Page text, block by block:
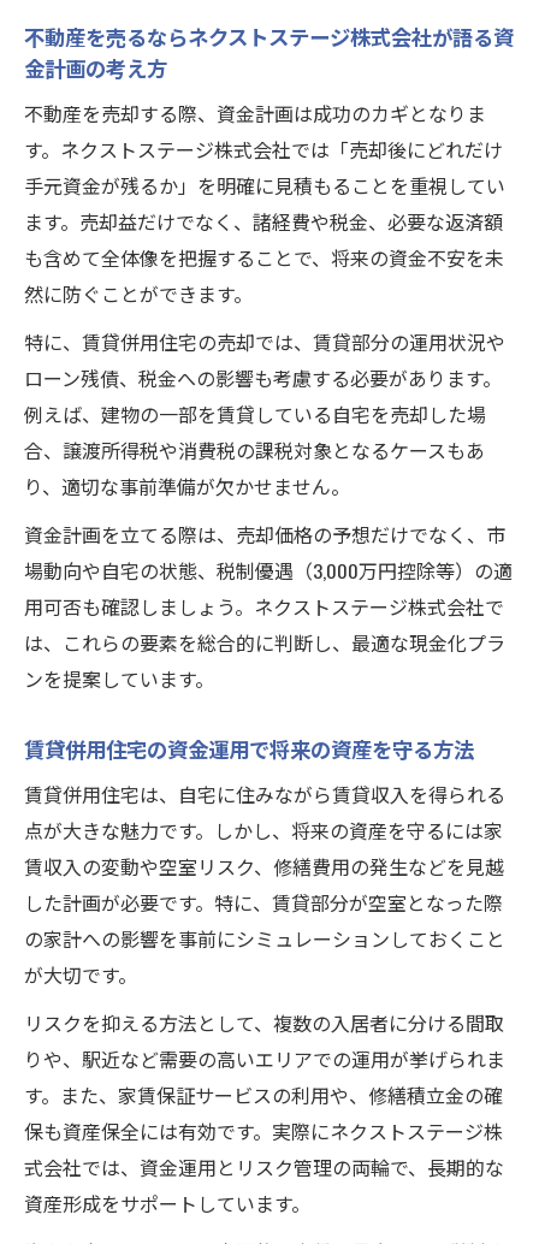
不動産を売るならネクストステージ株式会社が語る資
金計画の考え方
不動産を売却する際、資金計画は成功のカギとなりま
す。ネクストステージ株式会社では「売却後にどれだけ
手元資金が残るか」を明確に見積もることを重視してい
ます。売却益だけでなく、諸経費や税金、必要な返済額
も含めて全体像を把握することで、将来の資金不安を未
然に防ぐことができます。
特に、賃貸併用住宅の売却では、賃貸部分の運用状況や
ローン残債、税金への影響も考慮する必要があります。
例えば、建物の一部を賃貸している自宅を売却した場
合、譲渡所得税や消費税の課税対象となるケースもあ
り、適切な事前準備が欠かせません。
資金計画を立てる際は、売却価格の予想だけでなく、市
場動向や自宅の状態、税制優遇（3,000万円控除等）の適
用可否も確認しましょう。ネクストステージ株式会社で
は、これらの要素を総合的に判断し、最適な現金化プラ
ンを提案しています。
賃貸併用住宅の資金運用で将来の資産を守る方法
賃貸併用住宅は、自宅に住みながら賃貸収入を得られる
点が大きな魅力です。しかし、将来の資産を守るには家
賃収入の変動や空室リスク、修繕費用の発生などを見越
した計画が必要です。特に、賃貸部分が空室となった際
の家計への影響を事前にシミュレーションしておくこと
が大切です。
リスクを抑える方法として、複数の入居者に分ける間取
りや、駅近など需要の高いエリアでの運用が挙げられま
す。また、家賃保証サービスの利用や、修繕積立金の確
保も資産保全には有効です。実際にネクストステージ株
式会社では、資金運用とリスク管理の両輪で、長期的な
資産形成をサポートしています。